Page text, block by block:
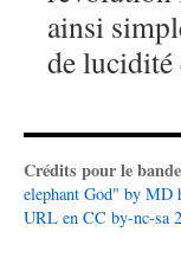
ainsi
de lucidité
Crédits pour le
elephant God" by MD
URL en CC by-nc-sa